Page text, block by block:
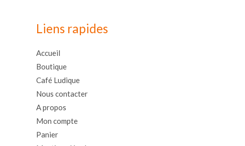
Liens rapides
Accueil
Boutique
Café Ludique
Nous contacter
A propos
Mon compte
Panier